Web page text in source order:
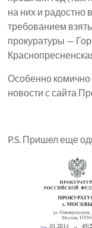
на них и радостно
требованием
прокуратуры —
Особенно комично
новости с сайта
P.S. Пришел еще